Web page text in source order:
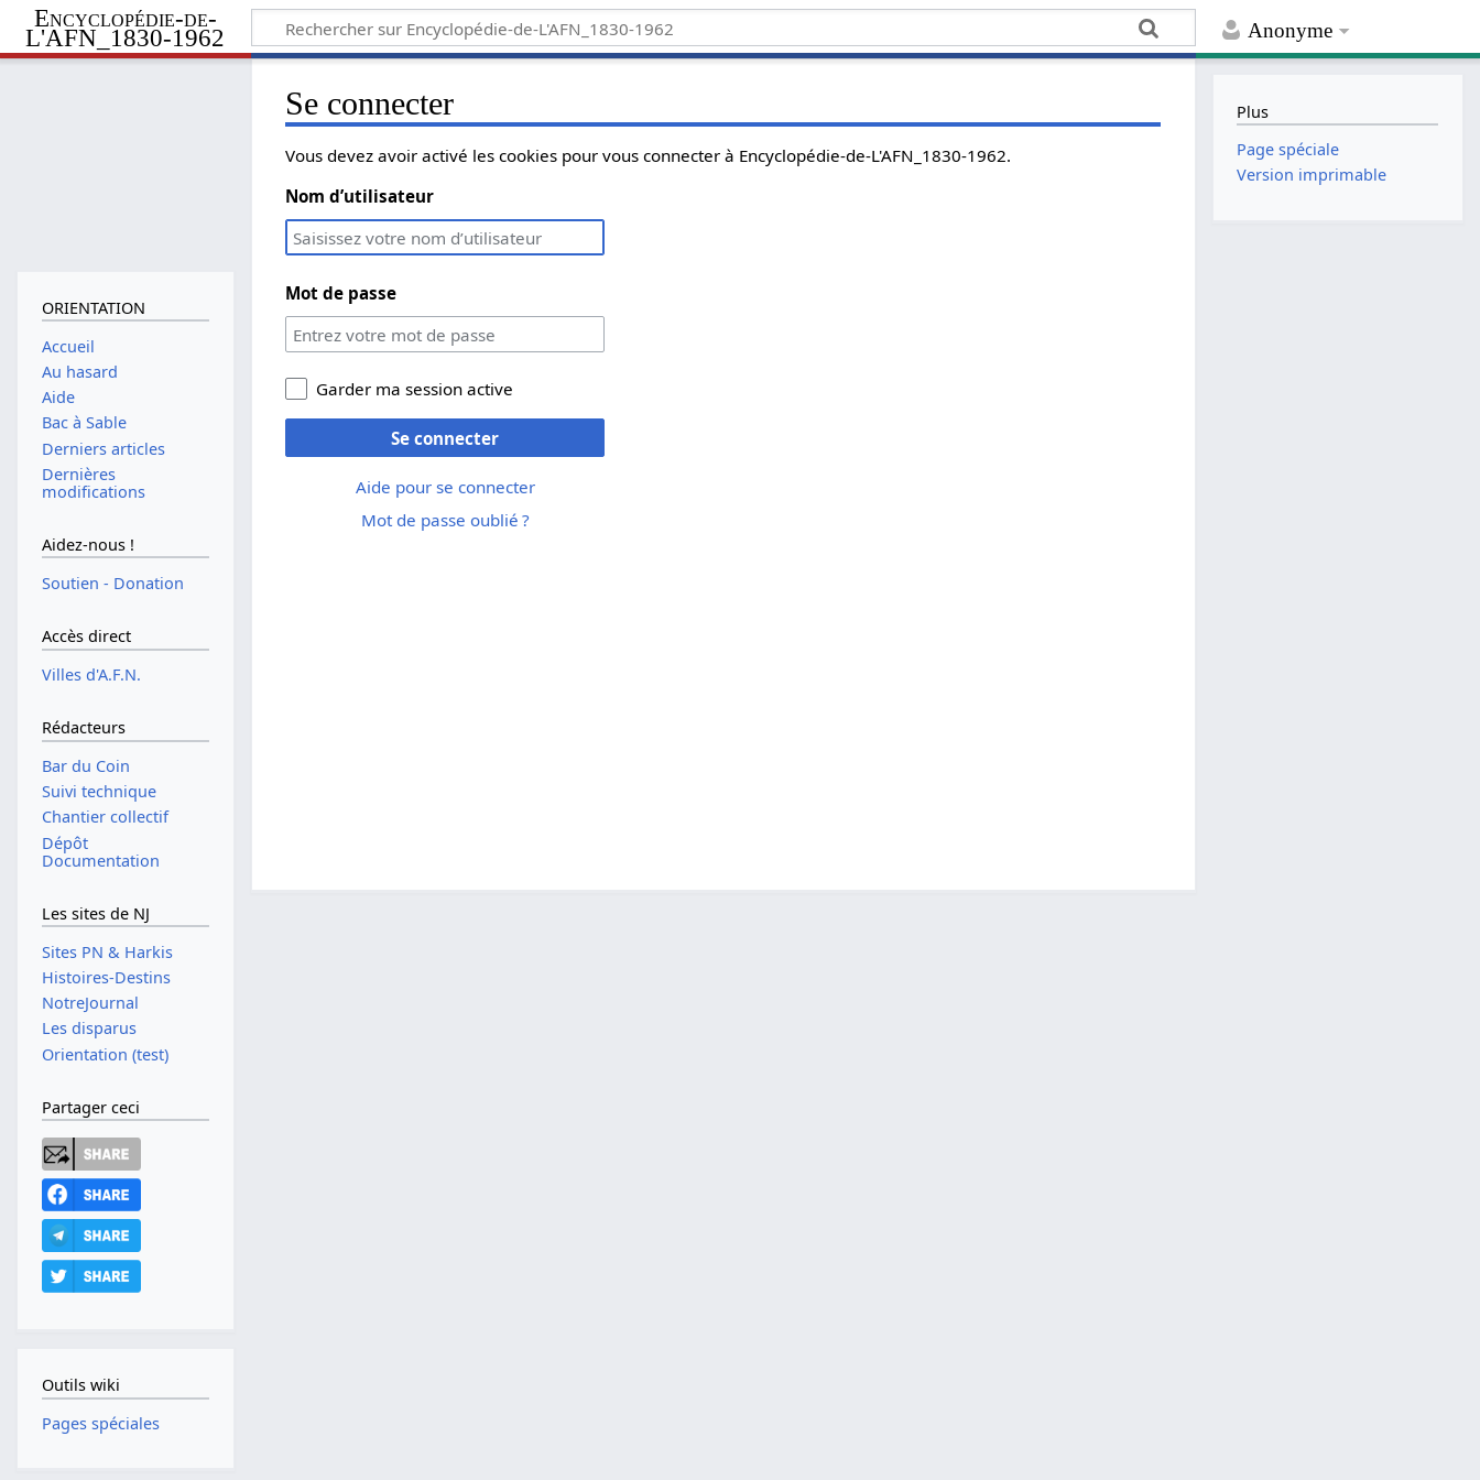
Anonyme
Encyclopédie-de-
L'AFN_1830-1962
Se connecter
Vous devez avoir activé les cookies pour vous connecter à Encyclopédie-de-L'AFN_1830-1962.
Nom d’utilisateur
Mot de passe
Garder ma session active
Se connecter
Aide pour se connecter
Mot de passe oublié ?
ORIENTATION
Accueil
Au hasard
Aide
Bac à Sable
Derniers articles
Dernières
modifications
Aidez-nous !
Soutien - Donation
Accès direct
Villes d'A.F.N.
Rédacteurs
Bar du Coin
Suivi technique
Chantier collectif
Dépôt
Documentation
Les sites de NJ
Sites PN & Harkis
Histoires-Destins
NotreJournal
Les disparus
Orientation (test)
Partager ceci
Outils wiki
Pages spéciales
Plus
Page spéciale
Version imprimable